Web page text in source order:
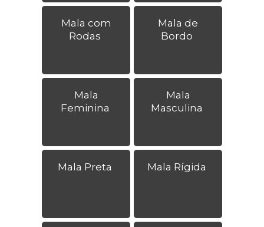
Mala com
Rodas
Mala de
Bordo
Mala
Feminina
Mala
Masculina
Mala Preta Mala Rígida